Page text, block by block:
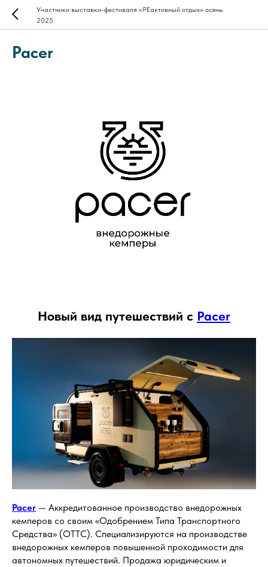
Участники выставки-фестиваля «РЕактивный отдых» осень
2025
Pacer
Новый вид путешествий с Pacer
Pacer — Аккредитованное производство внедорожных
кемперов со своим «Одобрением Типа Транспортного
Средства» (ОТТС). Специализируются на производстве
внедорожных кемперов повышенной проходимости для
автономных путешествий. Продажа юридическим и